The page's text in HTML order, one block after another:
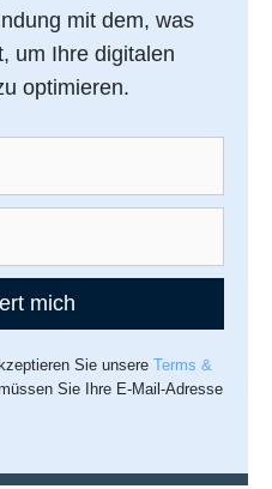
mit dem, was
um Ihre digitalen
optimieren.
mich
Sie unsereTerms &
Sie Ihre E-Mail-Adresse